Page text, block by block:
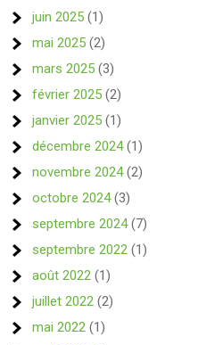
juin 2025 (1)
mai 2025 (2)
mars 2025 (3)
février 2025 (2)
janvier 2025 (1)
décembre 2024(1)
novembre 2024(2)
octobre 2024(3)
septembre 2024(7)
septembre 2022 (1)
août 2022 (1)
juillet 2022 (2)
mai 2022 (1)